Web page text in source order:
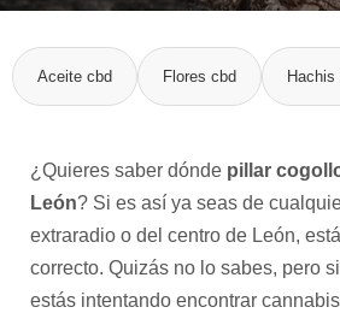
Aceite CBD con melatonina
Aceite cbd Flores cbd Hachis
¿Quieres saber dónde pillar
León? Si es así ya seas de
extraradio o del centro de León,
correcto. Quizás no lo sabes, pero
estás intentando encontrar